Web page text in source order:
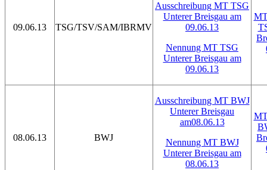
09.06.13 TSG/TSV/SAM/IBRMV
Ausschreibung MT TSG
Unterer Breisgau am
09.06.13
Nennung MT TSG
Unterer Breisgau am
09.06.13
08.06.13 BWJ
Ausschreibung MT BWJ
Unterer Breisgau
am08.06.13
Nennung MT BWJ
Unterer Breisgau am
08.06.13